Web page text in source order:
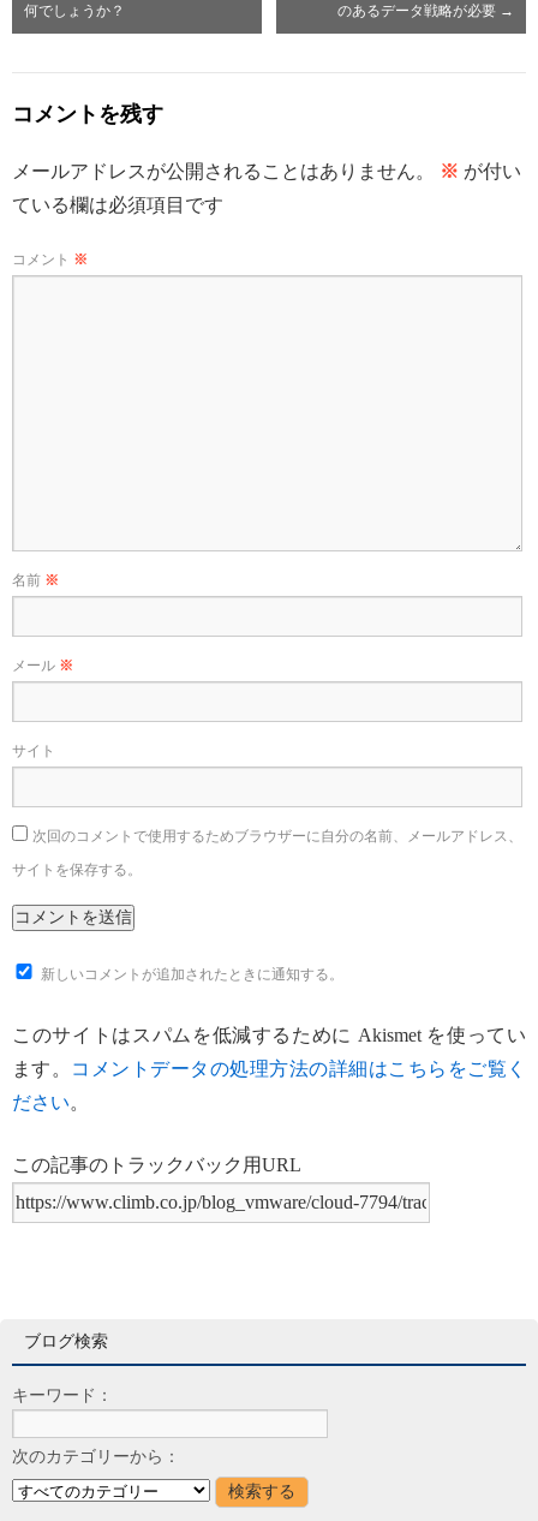
何でしょうか？
のあるデータ戦略が必要 →
コメントを残す
メールアドレスが公開されることはありません。 ※ が付い
ている欄は必須項目です
コメント ※
名前 ※
メール ※
サイト
次回のコメントで使用するためブラウザーに自分の名前、メールアドレス、
サイトを保存する。
新しいコメントが追加されたときに通知する。
このサイトはスパムを低減するために Akismet を使ってい
ます。 コメントデータの処理方法の詳細はこちらをご覧く
ださい。
この記事のトラックバック用URL
ブログ検索
キーワード：
次のカテゴリーから：